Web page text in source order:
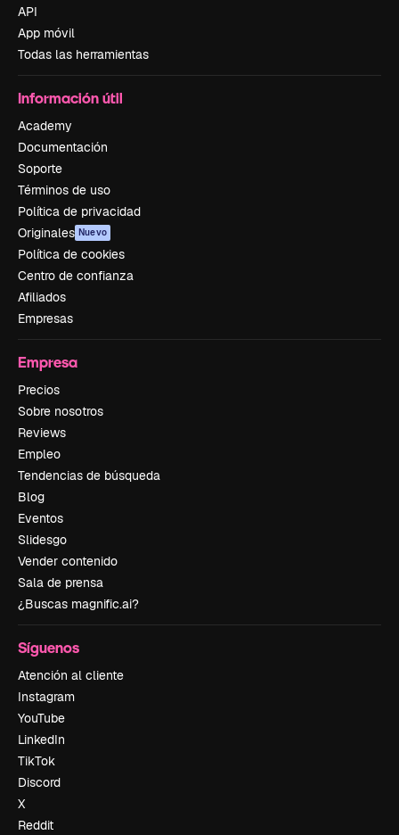
API
App móvil
Todas las herramientas
Información útil
Academy
Documentación
Soporte
Términos de uso
Política de privacidad
Originales Nuevo
Política de cookies
Centro de confianza
Afiliados
Empresas
Empresa
Precios
Sobre nosotros
Reviews
Empleo
Tendencias de búsqueda
Blog
Eventos
Slidesgo
Vender contenido
Sala de prensa
¿Buscas magnific.ai?
Síguenos
Atención al cliente
Instagram
YouTube
LinkedIn
TikTok
Discord
X
Reddit